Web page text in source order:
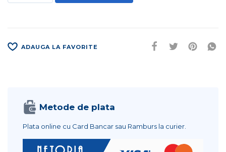
ADAUGA LA FAVORITE
Metode de plata
Plata online cu Card Bancar sau Ramburs la curier.